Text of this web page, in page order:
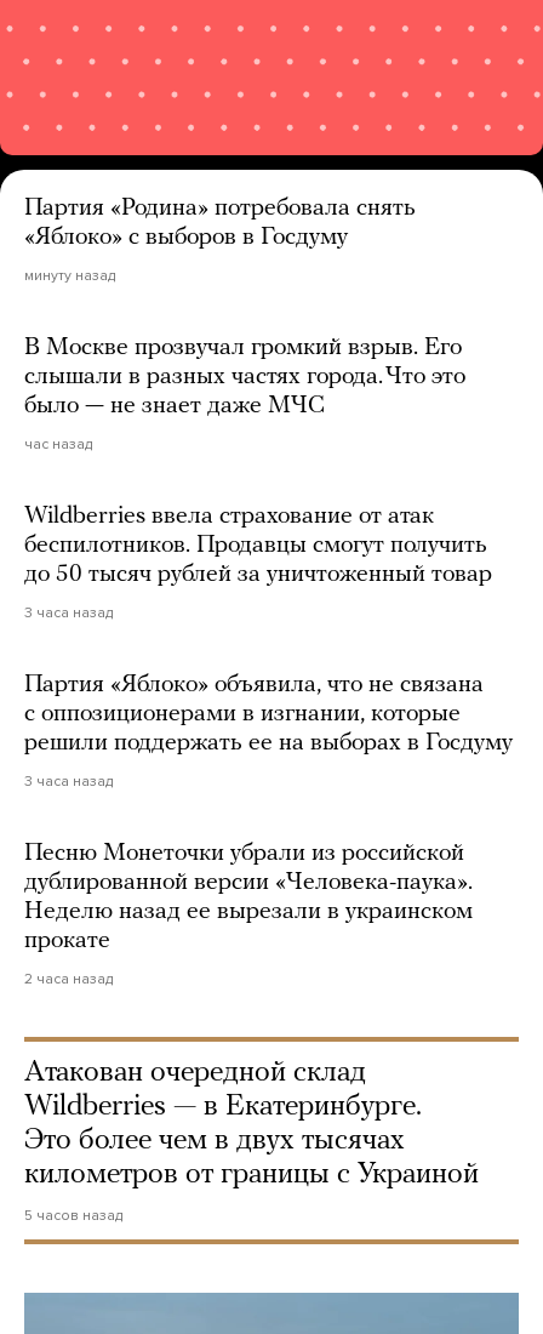
Партия «Родина» потребовала снять
«Яблоко» с выборов в Госдуму
минуту назад
В Москве прозвучал громкий взрыв. Его
слышали в разных частях города. Что это
было — не знает даже МЧС
час назад
Wildberries ввела страхование от атак
беспилотников. Продавцы смогут получить
до 50 тысяч рублей за уничтоженный товар
3 часа назад
Партия «Яблоко» объявила, что не связана
с оппозиционерами в изгнании, которые
решили поддержать ее на выборах в Госдуму
3 часа назад
Песню Монеточки убрали из российской
дублированной версии «Человека-паука».
Неделю назад ее вырезали в украинском
прокате
2 часа назад
Атакован очередной склад
Wildberries — в Екатеринбурге.
Это более чем в двух тысячах
километров от границы с Украиной
5 часов назад